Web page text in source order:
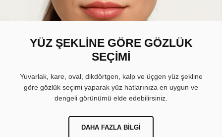
YÜZ ŞEKLİNE GÖRE GÖZLÜK
SEÇİMİ
Yuvarlak, kare, oval, dikdörtgen, kalp ve üçgen yüz şekline
göre gözlük seçimi yaparak yüz hatlarınıza en uygun ve
dengeli görünümü elde edebilirsiniz.
DAHA FAZLA BILGI